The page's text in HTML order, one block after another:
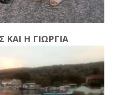
Η ΓΙΩΡΓΙΑ